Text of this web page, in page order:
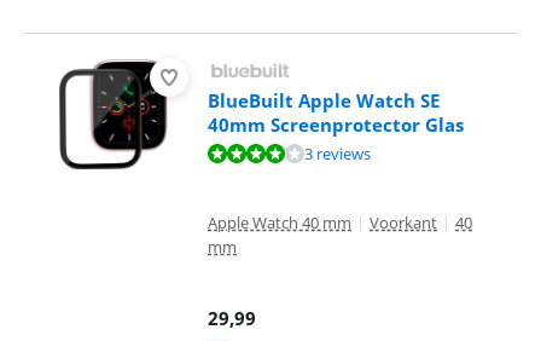
BlueBuilt Apple Watch SE
40mm Screenprotector Glas
Beoordeling is 7,7 van de 10, gebaseerd op 3 reviews.
3 reviews
Apple Watch 40 mm | Voorkant | 40
mm
29,99